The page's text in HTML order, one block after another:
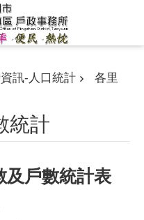
訊-人口統計
各里
統計
及戶數統計表